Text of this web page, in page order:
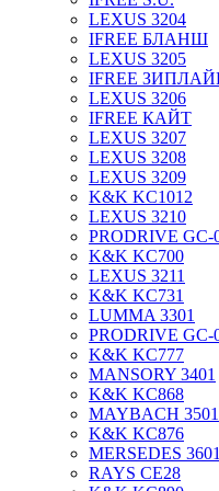
LEXUS 3204
IFREE БЛАНШ
LEXUS 3205
IFREE
LEXUS 3206
IFREE КАЙТ
LEXUS 3207
LEXUS 3208
LEXUS 3209
K&K KC1012
LEXUS 3210
PRODRIVE GC-
K&K KC700
LEXUS 3211
K&K KC731
LUMMA 3301
PRODRIVE GC-
K&K KC777
MANSORY 3401
K&K KC868
MAYBACH 3501
K&K KC876
MERSEDES 3601
RAYS CE28